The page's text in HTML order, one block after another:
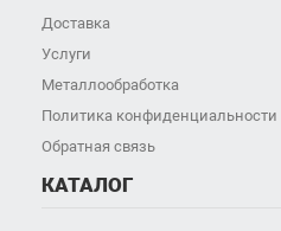
Доставка
Услуги
Металлообработка
Политика конфиденциальности
Обратная связь
КАТАЛОГ